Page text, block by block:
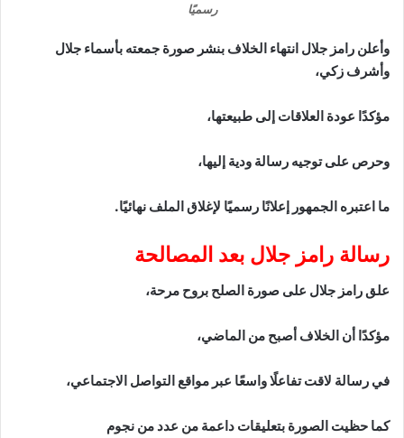
رسميًا
وأعلن رامز جلال انتهاء الخلاف بنشر صورة جمعته بأسماء جلال
وأشرف زكي،
مؤكدًا عودة العلاقات إلى طبيعتها،
وحرص على توجيه رسالة ودية إليها،
ما اعتبره الجمهور إعلانًا رسميًا لإغلاق الملف نهائيًا.
رسالة رامز جلال بعد المصالحة
علق رامز جلال على صورة الصلح بروح مرحة،
مؤكدًا أن الخلاف أصبح من الماضي،
في رسالة لاقت تفاعلًا واسعًا عبر مواقع التواصل الاجتماعي،
كما حظيت الصورة بتعليقات داعمة من عدد من نجوم